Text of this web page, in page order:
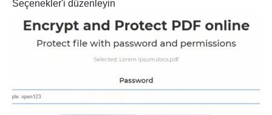
Seçenekler'i düzenleyin